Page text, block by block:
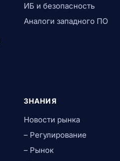
ИБ и безопасность
Аналоги западного ПО
ЗНАНИЯ
Новости рынка
– Регулирование
– Рынок